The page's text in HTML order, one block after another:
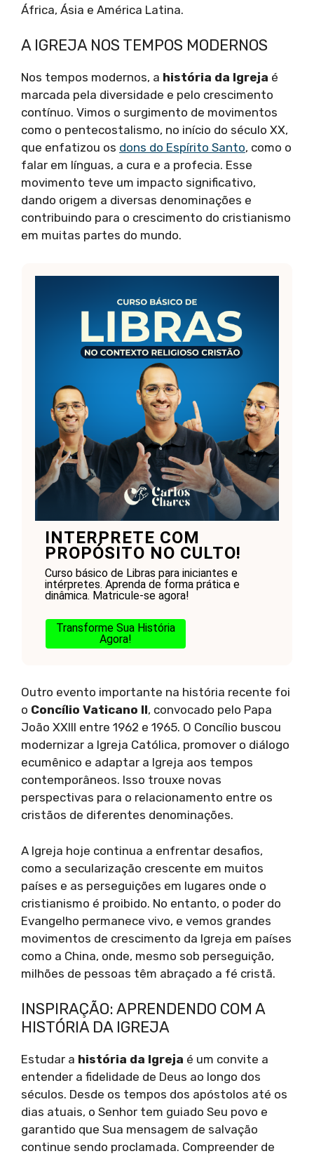
África, Ásia e América Latina.
A IGREJA NOS TEMPOS MODERNOS
Nos tempos modernos, a história da Igreja é
marcada pela diversidade e pelo crescimento
contínuo. Vimos o surgimento de movimentos
como o pentecostalismo, no início do século XX,
que enfatizou os dons do Espírito Santo, como o
falar em línguas, a cura e a profecia. Esse
movimento teve um impacto significativo,
dando origem a diversas denominações e
contribuindo para o crescimento do cristianismo
em muitas partes do mundo.
INTERPRETE COM
PROPÓSITO NO CULTO!
Curso básico de Libras para iniciantes e
intérpretes. Aprenda de forma prática e
dinâmica. Matricule-se agora!
Transforme Sua História
Agora!
Outro evento importante na história recente foi
o Concílio Vaticano II, convocado pelo Papa
João XXIII entre 1962 e 1965. O Concílio buscou
modernizar a Igreja Católica, promover o diálogo
ecumênico e adaptar a Igreja aos tempos
contemporâneos. Isso trouxe novas
perspectivas para o relacionamento entre os
cristãos de diferentes denominações.
A Igreja hoje continua a enfrentar desafios,
como a secularização crescente em muitos
países e as perseguições em lugares onde o
cristianismo é proibido. No entanto, o poder do
Evangelho permanece vivo, e vemos grandes
movimentos de crescimento da Igreja em países
como a China, onde, mesmo sob perseguição,
milhões de pessoas têm abraçado a fé cristã.
INSPIRAÇÃO: APRENDENDO COM A
HISTÓRIA DA IGREJA
Estudar a história da Igreja é um convite a
entender a fidelidade de Deus ao longo dos
séculos. Desde os tempos dos apóstolos até os
dias atuais, o Senhor tem guiado Seu povo e
garantido que Sua mensagem de salvação
continue sendo proclamada. Compreender de